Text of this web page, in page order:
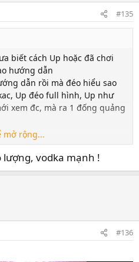
#135
biết cách Up hoặc đã chơi
hướng dẫn
dẫn rồi mà đéo hiểu sao
Up đéo full hình, Up như
xem đc, mà ra 1 đống quảng
tao ưu tiênanh.moe
video, ngoài ra thì những
có thể xem đc mà ko bị
mục chọn ảnh cần Up rồi ấn
ảnh cùng lúc nhé
mở rộng...
lượng, vodka mạnh !
#136